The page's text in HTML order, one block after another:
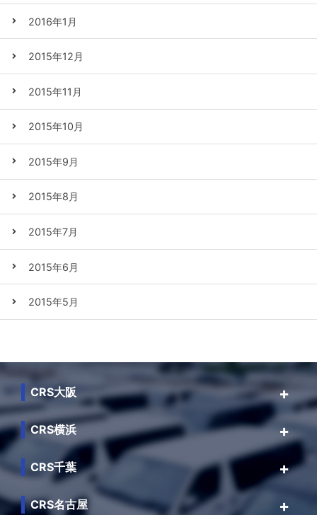
2016年1月
2015年12月
2015年11月
2015年10月
2015年9月
2015年8月
2015年7月
2015年6月
2015年5月
CRS大阪
CRS横浜
CRS千葉
CRS名古屋